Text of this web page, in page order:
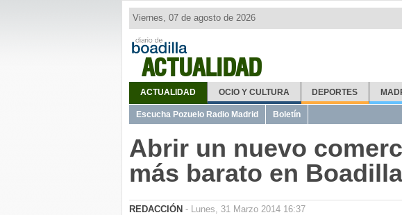
ACTUALIDAD
Viernes, 07 de agosto de 2026
ACTUALIDAD OCIO Y CULTURA DEPORTES
Escucha Pozuelo Radio Madrid Boletín
Abrir un nuevo
más barato en Boadilla
REDACCIÓN - Lunes, 31 Marzo 2014 16:37